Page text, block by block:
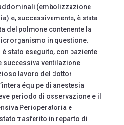
(embolizzazione
e, successivamente, è stata
del polmone contenente la
in questione.
è stato eseguito, con paziente
successiva ventilazione
lavoro del dottor
équipe di anestesia
periodo di osservazione e il
Perioperatoria e
trasferito in reparto di